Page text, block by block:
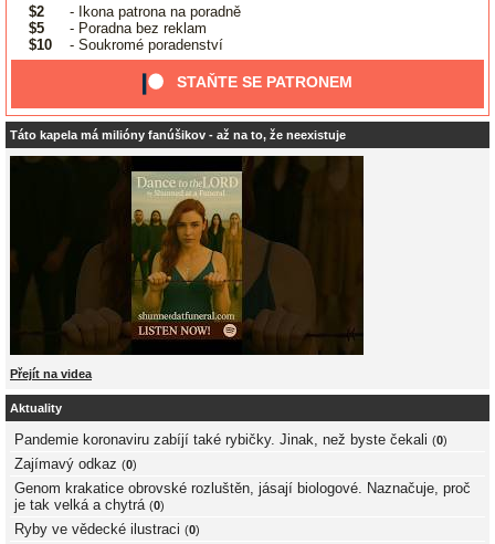
$2
- Ikona patrona na poradně
$5
- Poradna bez reklam
$10
- Soukromé poradenství
STAŇTE SE PATRONEM
Táto kapela má milióny fanúšikov - až na to, že neexistuje
Přejít na videa
Aktuality
Pandemie koronaviru zabíjí také rybičky. Jinak, než byste čekali (0)
Zajímavý odkaz (0)
Genom krakatice obrovské rozluštěn, jásají biologové. Naznačuje, proč
je tak velká a chytrá (0)
Ryby ve vědecké ilustraci (0)